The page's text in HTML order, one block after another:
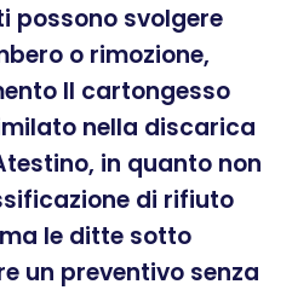
possono svolgere
o rimozione,
Il cartongesso
nella discarica
in quanto non
di rifiuto
le ditte sotto
un preventivo senza